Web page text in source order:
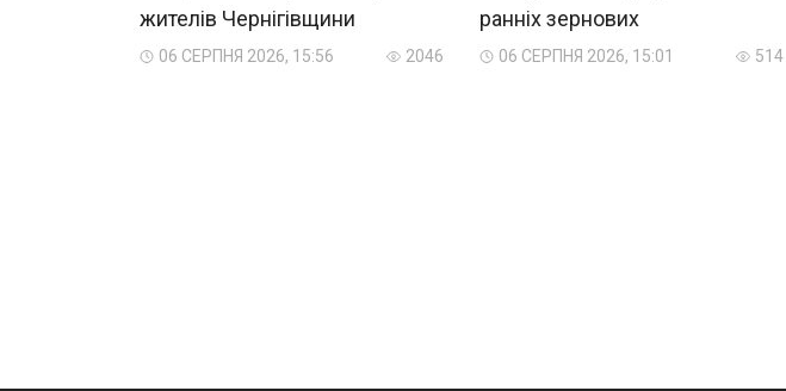
жителів Чернігівщини
06 СЕРПНЯ 2026, 15:56 2046
ранніх зернових
06 СЕРПНЯ 2026, 15:01 514